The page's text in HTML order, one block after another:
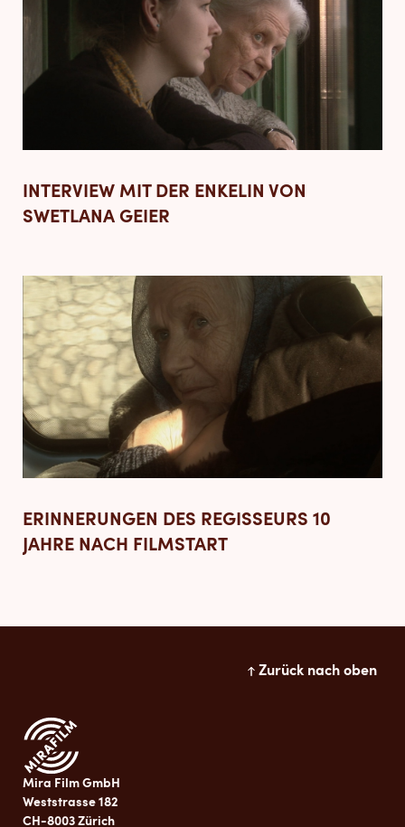
INTERVIEW MIT DER ENKELIN VON
SWETLANA GEIER
ERINNERUNGEN DES REGISSEURS 10
JAHRE NACH FILMSTART
Mira Film GmbH
Weststrasse 182
CH-8003 Zürich
Zurück nach oben